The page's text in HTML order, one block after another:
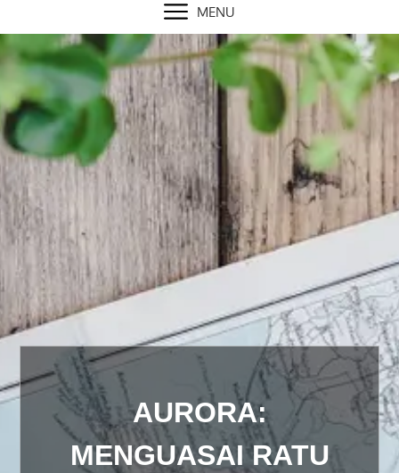
MENU
AURORA:
MENGUASAI RATU